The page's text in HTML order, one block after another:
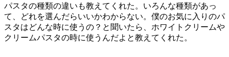
パスタの種類の違いも教えてくれた。いろんな種類があっ
て、どれを選んだらいいかわからない。僕のお気に入りのパ
スタはどんな時に使うの？と聞いたら、ホワイトクリームや
クリームパスタの時に使うんだよと教えてくれた。